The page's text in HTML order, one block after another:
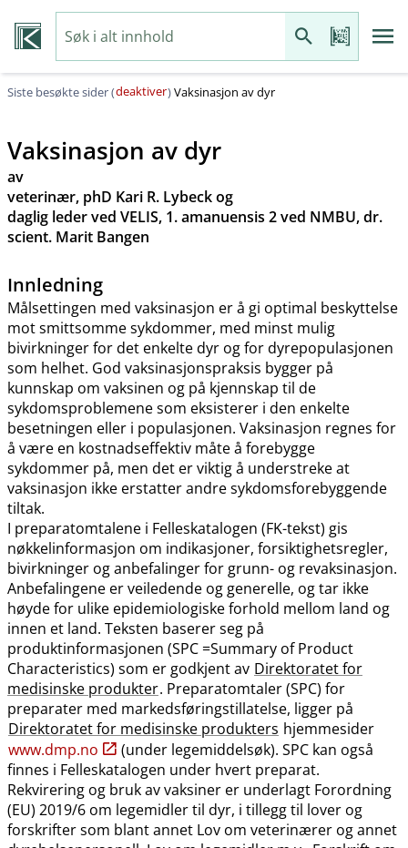
Siste besøkte sider (deaktiver)Vaksinasjon av dyr
Vaksinasjon av dyr
av
veterinær, phD Kari R. Lybeck og
daglig leder ved VELIS, 1. amanuensis 2 ved NMBU, dr.
scient. Marit Bangen
Innledning
Målsettingen med vaksinasjon er å gi optimal beskyttelse
mot smittsomme sykdommer, med minst mulig
bivirkninger for det enkelte dyr og for dyrepopulasjonen
som helhet. God vaksinasjonspraksis bygger på
kunnskap om vaksinen og på kjennskap til de
sykdomsproblemene som eksisterer i den enkelte
besetningen eller i populasjonen. Vaksinasjon regnes for
å være en kostnadseffektiv måte å forebygge
sykdommer på, men det er viktig å understreke at
vaksinasjon ikke erstatter andre sykdomsforebyggende
tiltak.
I preparatomtalene i Felleskatalogen (FK-tekst) gis
nøkkelinformasjon om indikasjoner, forsiktighetsregler,
bivirkninger og anbefalinger for grunn- og revaksinasjon.
Anbefalingene er veiledende og generelle, og tar ikke
høyde for ulike epidemiologiske forhold mellom land og
innen et land. Teksten baserer seg på
produktinformasjonen (SPC =Summary of Product
Characteristics) som er godkjent av Direktoratet for
medisinske produkter. Preparatomtaler (SPC) for
preparater med markedsføringstillatelse, ligger på
Direktoratet for medisinske produkters hjemmesider
www.dmp.no
(under legemiddelsøk). SPC kan også
finnes i Felleskatalogen under hvert preparat.
Rekvirering og bruk av vaksiner er underlagt Forordning
(EU) 2019/6 om legemidler til dyr, i tillegg til lover og
forskrifter som blant annet Lov om veterinærer og annet